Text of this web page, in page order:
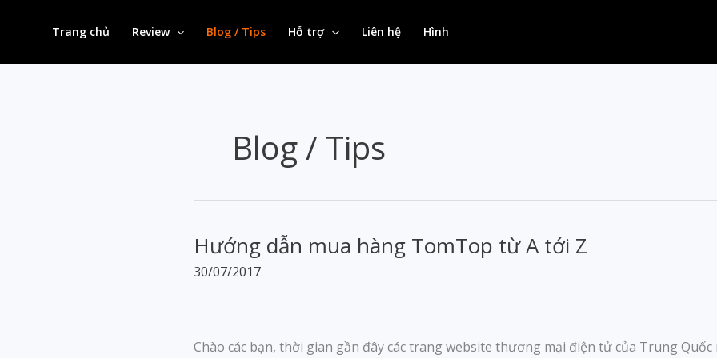
Trang chủ Review Blog / Tips Hỗ trợ Liên hệ Hình
Blog / Tips
Hướng dẫn mua hàng TomTop từ A tới Z
30/07/2017
Chào các bạn, thời gian gần đây các trang website thương mại điện tử của Trung